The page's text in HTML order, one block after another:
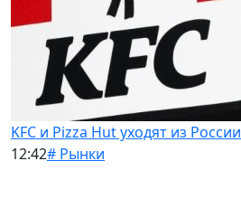
KFC и Pizza Hut уходят из России
12:42# Рынки